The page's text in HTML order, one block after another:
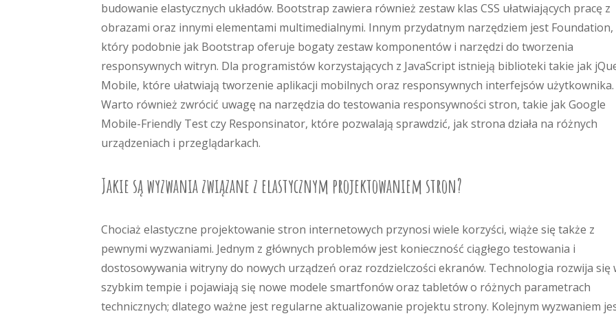
budowanie elastycznych układów. Bootstrap zawiera również zestaw klas CSS ułatwiających pracę z
obrazami oraz innymi elementami multimedialnymi. Innym przydatnym narzędziem jest Foundation,
który podobnie jak Bootstrap oferuje bogaty zestaw komponentów i narzędzi do tworzenia
responsywnych witryn. Dla programistów korzystających z JavaScript istnieją biblioteki takie jak
Mobile, które ułatwiają tworzenie aplikacji mobilnych oraz responsywnych interfejsów użytkownika.
Warto również zwrócić uwagę na narzędzia do testowania responsywności stron, takie jak Google
Mobile-Friendly Test czy Responsinator, które pozwalają sprawdzić, jak strona działa na różnych
urządzeniach i przeglądarkach.
Jakie są wyzwania związane z elastycznym projektowaniem stron?
Chociaż elastyczne projektowanie stron internetowych przynosi wiele korzyści, wiąże się także z
pewnymi wyzwaniami. Jednym z głównych problemów jest konieczność ciągłego testowania i
dostosowywania witryny do nowych urządzeń oraz rozdzielczości ekranów. Technologia rozwija się
szybkim tempie i pojawiają się nowe modele smartfonów oraz tabletów o różnych parametrach
technicznych; dlatego ważne jest regularne aktualizowanie projektu strony. Kolejnym wyzwaniem